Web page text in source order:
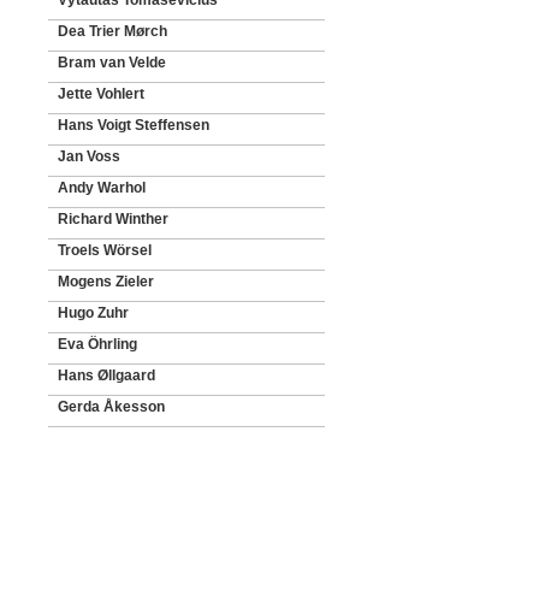
Dea Trier Mørch
Bram van Velde
Jette Vohlert
Hans Voigt Steffensen
Jan Voss
Andy Warhol
Richard Winther
Troels Wörsel
Mogens Zieler
Hugo Zuhr
Eva Öhrling
Hans Øllgaard
Gerda Åkesson